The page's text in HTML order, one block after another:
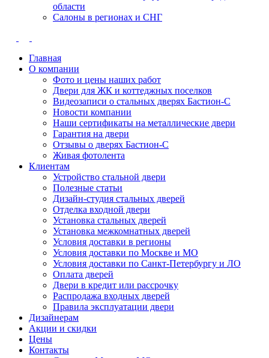
области
Салоны в регионах и СНГ
Главная
О компании
Фото и цены наших работ
Двери для ЖК и коттеджных поселков
Видеозаписи о стальных дверях Бастион-С
Новости компании
Наши сертификаты на металлические двери
Гарантия на двери
Отзывы о дверях Бастион-С
Живая фотолента
Клиентам
Устройство стальной двери
Полезные статьи
Дизайн-студия стальных дверей
Отделка входной двери
Установка стальных дверей
Установка межкомнатных дверей
Условия доставки в регионы
Условия доставки по Москве и МО
Условия доставки по Санкт-Петербургу и ЛО
Оплата дверей
Двери в кредит или рассрочку
Распродажа входных дверей
Правила эксплуатации двери
Дизайнерам
Акции и скидки
Цены
Контакты